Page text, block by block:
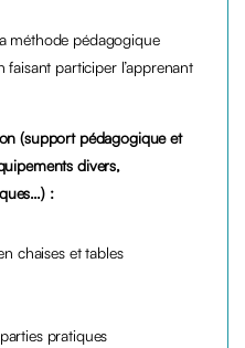
méthode pédagogique
participer l’apprenant
(support pédagogique et
divers,
:
chaises et tables
pratiques